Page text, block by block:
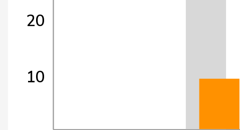
10
20